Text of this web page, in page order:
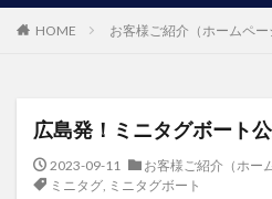
HOME お客様ご紹介（ホームペー
広島発！ミニタグボート
2023-09-11
お客様ご紹介（ホー
ミニタグ, ミニタグボート